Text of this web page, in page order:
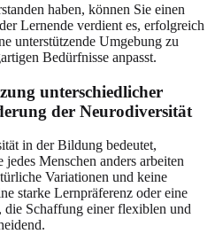
haben, können Sie einen
Lernende verdient es, erfolgreich
unterstützende Umgebung zu
Bedürfnisse anpasst.
unterschiedlicher
der Neurodiversität
in der Bildung bedeutet,
Menschen anders arbeiten
Variationen und keine
starke Lernpräferenz oder eine
Schaffung einer flexiblen und